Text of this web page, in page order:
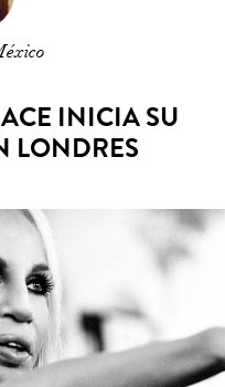
INICIA SU
LONDRES